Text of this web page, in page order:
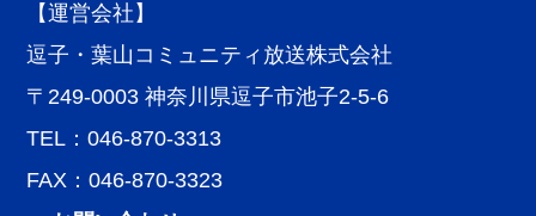
【運営会社】
逗子・葉山コミュニティ放送株式会社
〒249-0003 神奈川県逗子市池子2-5-6
TEL：046-870-3313
FAX：046-870-3323